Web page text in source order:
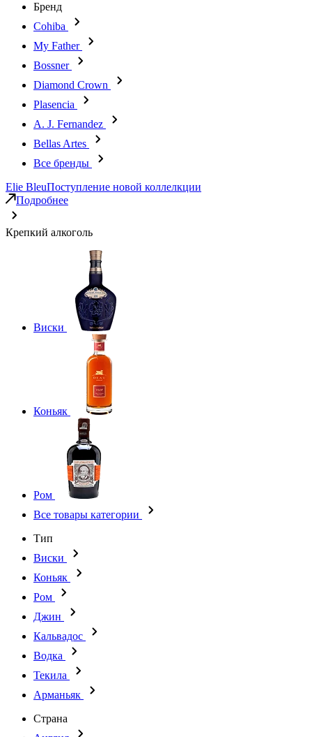
Бренд
Cohiba
My Father
Bossner
Diamond Crown
Plasencia
A. J. Fernandez
Bellas Artes
Все бренды
Elie BleuПоступление новой коллелкции
Подробнее
Крепкий алкоголь
Виски
Коньяк
Ром
Все товары категории
Тип
Виски
Коньяк
Ром
Джин
Кальвадос
Водка
Текила
Арманьяк
Страна